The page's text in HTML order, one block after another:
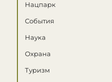
Нацпарк
События
Наука
Охрана
Туризм